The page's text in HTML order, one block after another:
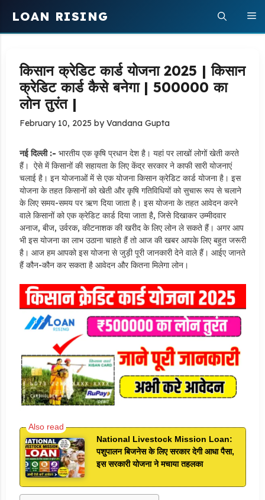
content
LOAN RISING
किसान क्रेडिट कार्ड योजना 2025 | किसान
क्रेडिट कार्ड कैसे बनेगा | ₹500000 का
लोन तुरंत |
February 10, 2025 byVandana Gupta
नई दिल्ली :- भारतीय एक कृषि प्रधान देश है। यहां पर लाखों लोगों खेती करते
हैं। ऐसे में किसानों की सहायता के लिए केंद्र सरकार ने काफी सारी योजनाएं
चलाई है। इन योजनाओं में से एक योजना किसान क्रेडिट कार्ड योजना है। इस
योजना के तहत किसानों को खेती और कृषि गतिविधियों को सुचारू रूप से चलाने
के लिए समय-समय पर ऋण दिया जाता है। इस योजना के तहत आवेदन करने
वाले किसानों को एक क्रेडिट कार्ड दिया जाता है, जिसे दिखाकर उम्मीदवार
अनाज, बीज, उर्वरक, कीटनाशक की खरीद के लिए लोन ले सकते हैं। अगर आप
भी इस योजना का लाभ उठाना चाहते हैं तो आज की खबर आपके लिए बहुत जरूरी
है। आज हम आपको इस योजना से जुड़ी पूरी जानकारी देने वाले हैं। आईए जानते
हैं कौन-कौन कर सकता है आवेदन और कितना मिलेगा लोन।
National Livestock Mission Loan:
पशुपालन बिजनेस के लिए सरकार देगी आधा पैसा,
इस सरकारी योजना ने मचाया तहलका